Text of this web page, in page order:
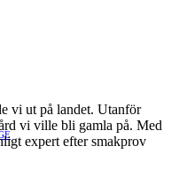
vi ut på landet. Utanför
vi ville bli gamla på. Med
expert efter smakprov